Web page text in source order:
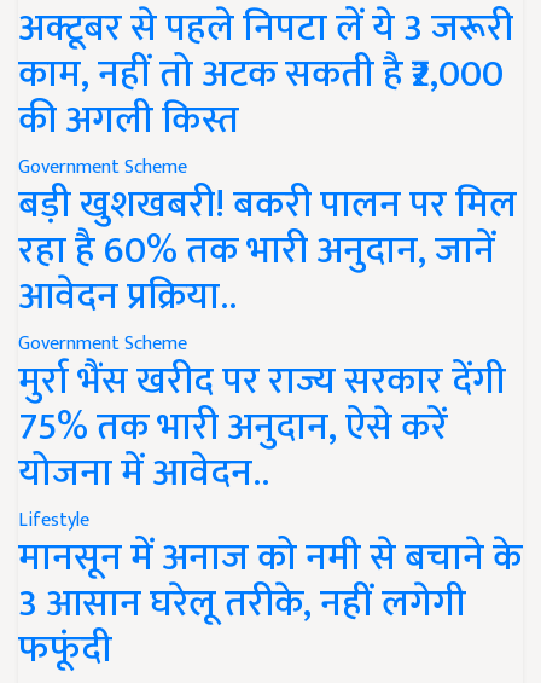
अक्टूबर से पहले निपटा लें ये 3 जरूरी
काम, नहीं तो अटक सकती है ₹2,000
की अगली किस्त
Government Scheme
बड़ी खुशखबरी! बकरी पालन पर मिल
रहा है 60% तक भारी अनुदान, जानें
आवेदन प्रक्रिया..
Government Scheme
मुर्रा भैंस खरीद पर राज्य सरकार देंगी
75% तक भारी अनुदान, ऐसे करें
योजना में आवेदन..
Lifestyle
मानसून में अनाज को नमी से बचाने के
3 आसान घरेलू तरीके, नहीं लगेगी
फफूंदी